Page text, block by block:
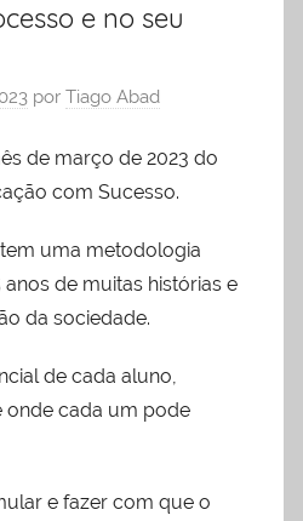
e no seu
por Tiago Abad
de março de 2023 do
com Sucesso.
uma metodologia
de muitas histórias e
da sociedade.
de cada aluno,
onde cada um pode
e fazer com que o